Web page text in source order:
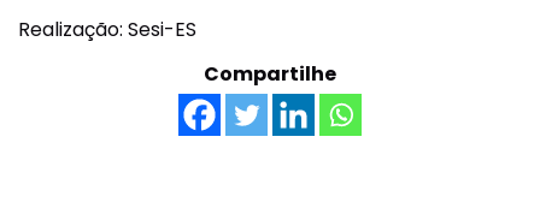
Realização: Sesi-ES
Compartilhe